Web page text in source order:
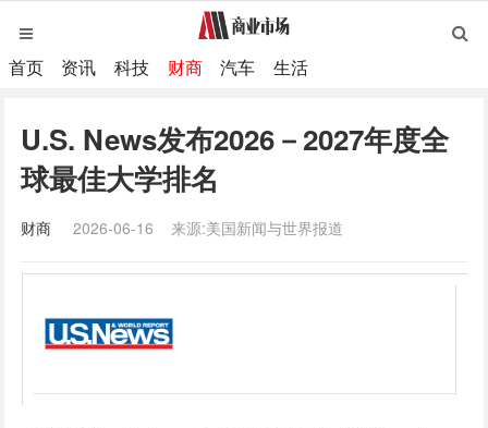
首页 资讯 科技 财商 汽车 生活
U.S. News发布2026－2027年度全
球最佳大学排名
财商 2026-06-16 来源:美国新闻与世界报道